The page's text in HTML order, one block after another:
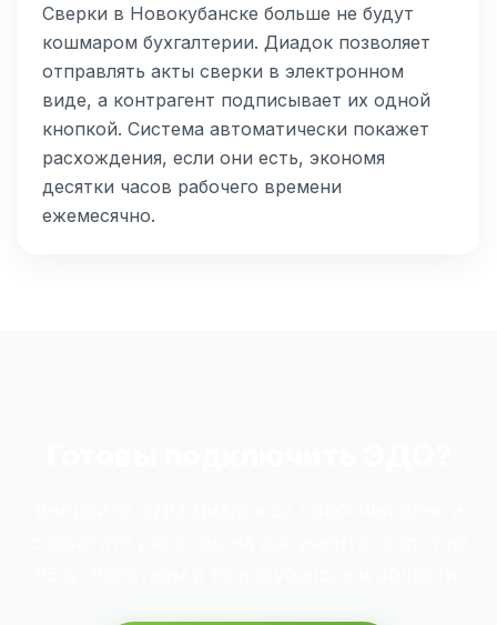
Сверки в Новокубанске больше не будут
кошмаром бухгалтерии. Диадок позволяет
отправлять акты сверки в электронном
виде, а контрагент подписывает их одной
кнопкой. Система автоматически покажет
расхождения, если они есть, экономя
десятки часов рабочего времени
ежемесячно.